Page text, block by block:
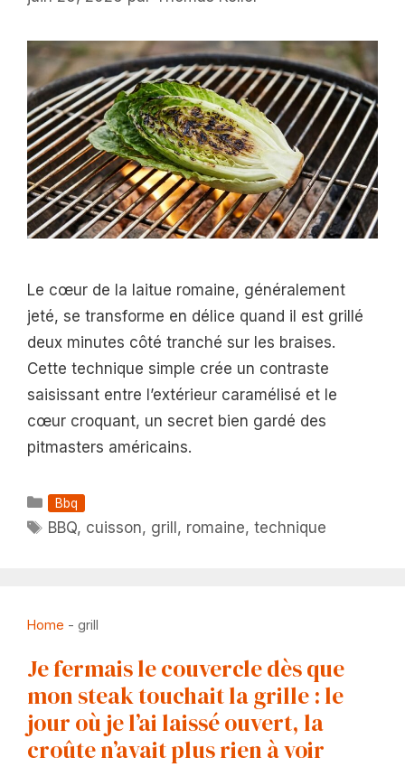
Le cœur de la laitue romaine, généralement
jeté, se transforme en délice quand il est grillé
deux minutes côté tranché sur les braises.
Cette technique simple crée un contraste
saisissant entre l’extérieur caramélisé et le
cœur croquant, un secret bien gardé des
pitmasters américains.
Catégories
Bbq
Étiquettes
BBQ, cuisson, grill, romaine,technique
Home - grill
Je fermais le couvercle dès que
mon steak touchait la grille : le
jour où je l’ai laissé ouvert, la
croûte n’avait plus rien à voir